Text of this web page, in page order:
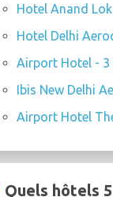
Hotel Anand
Hotel Delhi
Airport Hotel - 3
Ibis New Delhi
Airport Hotel
Quels hôtels